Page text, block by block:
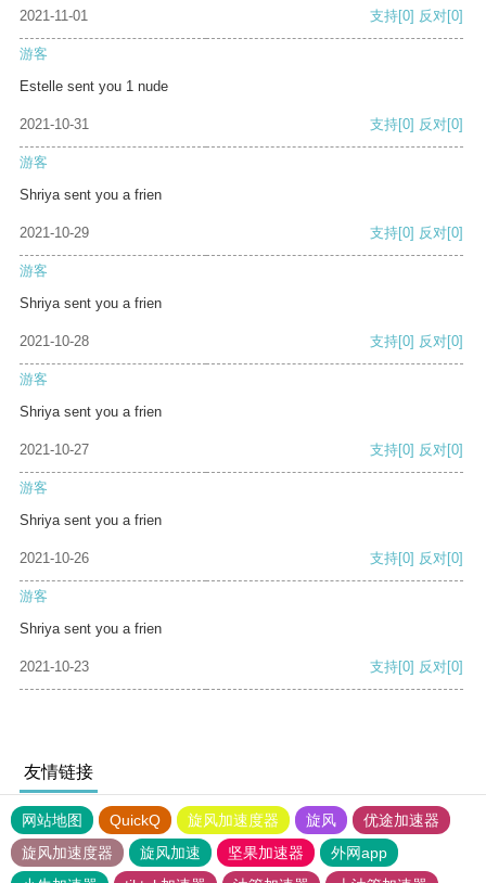
2021-11-01 支持[0] 反对[0]
游客
Estelle sent you 1 nude
2021-10-31 支持[0] 反对[0]
游客
Shriya sent you a frien
2021-10-29 支持[0] 反对[0]
游客
Shriya sent you a frien
2021-10-28 支持[0] 反对[0]
游客
Shriya sent you a frien
2021-10-27 支持[0] 反对[0]
游客
Shriya sent you a frien
2021-10-26 支持[0] 反对[0]
游客
Shriya sent you a frien
2021-10-23 支持[0] 反对[0]
友情链接
网站地图 QuickQ 旋风加速度器 旋风
优途加速器
旋风加速度器
旋风加速 坚果加速器
外网app